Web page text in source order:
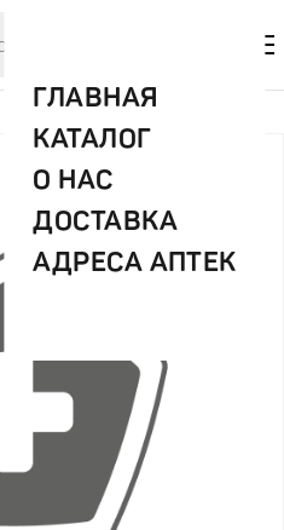
ГЛАВНАЯ
КАТАЛОГ
О НАС
ДОСТАВКА
АДРЕСА АПТЕК
/ Диски ватные Коттон Педс №50